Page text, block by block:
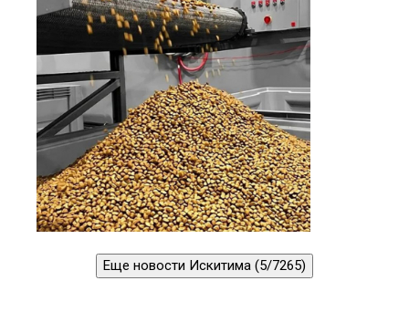
Еще новости Искитима (5/7265)